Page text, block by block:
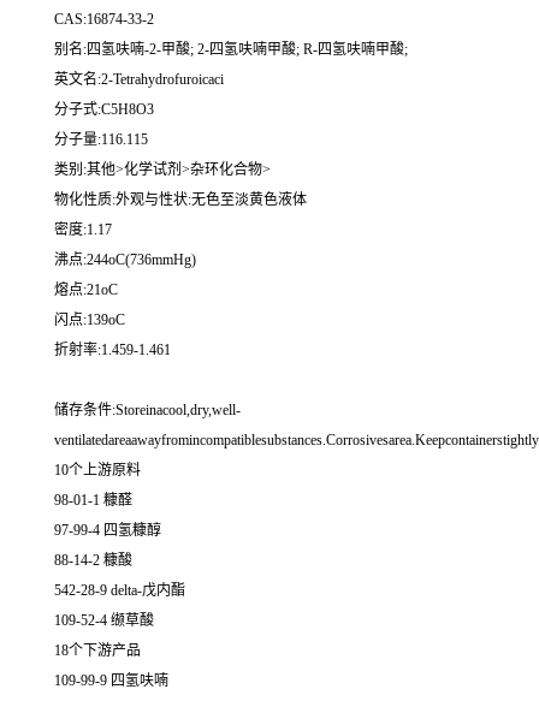
CAS:16874-33-2
别名:四氢呋喃-2-甲酸; 2-四氢呋喃甲酸; R-四氢呋喃甲酸;
英文名:2-Tetrahydrofuroicaci
分子式:C5H8O3
分子量:116.115
类别:其他>化学试剂>杂环化合物>
物化性质:外观与性状:无色至淡黄色液体
密度:1.17
沸点:244oC(736mmHg)
熔点:21oC
闪点:139oC
折射率:1.459-1.461
储存条件:Storeinacool,dry,well-
10个上游原料
98-01-1 糠醛
97-99-4 四氢糠醇
88-14-2 糠酸
542-28-9 delta-戊内酯
109-52-4 缬草酸
18个下游产品
109-99-9 四氢呋喃